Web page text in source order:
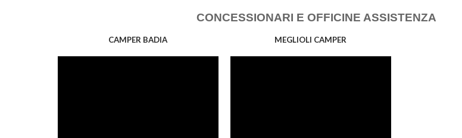
CONCESSIONARI E OFFICINE ASSISTENZA
CAMPER BADIA MEGLIOLI CAMPER